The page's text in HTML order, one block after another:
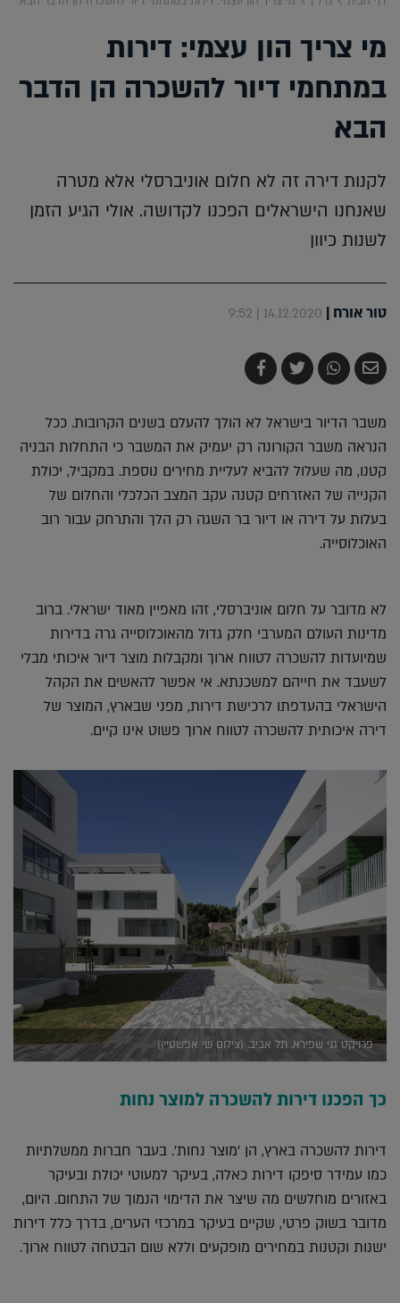
מי צריך הון עצמי: דירות
במתחמי דיור להשכרה הן הדבר
הבא
לקנות דירה זה לא חלום אוניברסלי אלא מטרה
שאנחנו הישראלים הפכנו לקדושה. אולי הגיע הזמן
לשנות כיוון
טור אורח |
14.12.2020 | 9:52
שלח
בדואר
שתף
ב-
צייץ
ב-
שתף
ב-
משבר הדיור בישראל לא הולך להעלם בשנים הקרובות. ככל
הנראה משבר הקורונה רק יעמיק את המשבר כי התחלות הבניה
קטנו, מה שעלול להביא לעליית מחירים נוספת. במקביל, יכולת
הקנייה של האזרחים קטנה עקב המצב הכלכלי והחלום של
בעלות על דירה או דיור בר השגה רק הלך והתרחק עבור רוב
האוכלוסייה.
לא מדובר על חלום אוניברסלי, זהו מאפיין מאוד ישראלי. ברוב
מדינות העולם המערבי חלק גדול מהאוכלוסייה גרה בדירות
שמיועדות להשכרה לטווח ארוך ומקבלות מוצר דיור איכותי מבלי
לשעבד את חייהם למשכנתא. אי אפשר להאשים את הקהל
הישראלי בהעדפתו לרכישת דירות, מפני שבארץ, המוצר של
דירה איכותית להשכרה לטווח ארוך פשוט אינו קיים.
פרויקט גני שפירא, תל אביב. (צילום שי אפשטיין)
כך הפכנו דירות להשכרה למוצר נחות
דירות להשכרה בארץ, הן 'מוצר נחות'. בעבר חברות ממשלתיות
כמו עמידר סיפקו דירות כאלה, בעיקר למעוטי יכולת ובעיקר
באזורים מוחלשים מה שיצר את הדימוי הנמוך של התחום. היום,
מדובר בשוק פרטי, שקיים בעיקר במרכזי הערים, בדרך כלל דירות
ישנות וקטנות במחירים מופקעים וללא שום הבטחה לטווח ארוך.